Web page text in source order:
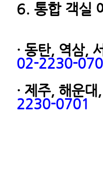
6. 통합 객실
· 동탄, 역삼,
02-2230-
· 제주, 해운
2230-0701